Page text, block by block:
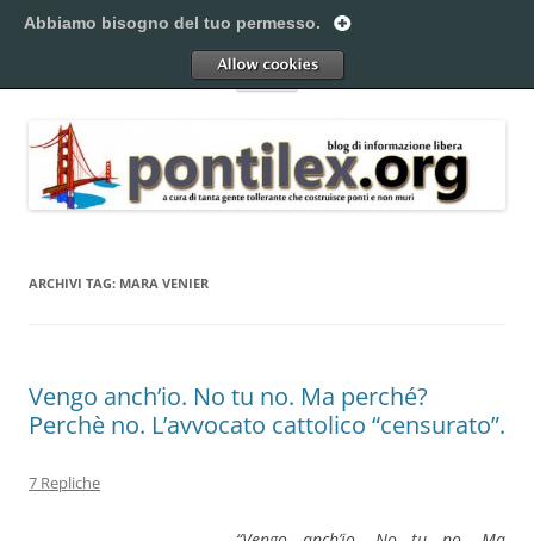
al
Pontilex
Menu
ARCHIVI TAG: MARA VENIER
Vengo anch’io. No tu no. Ma perché?
Perchè no. L’avvocato cattolico “censurato”.
7 Repliche
Abbiamo bisogno del tuo permesso.